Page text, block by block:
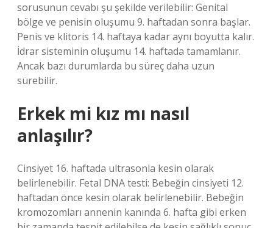
sorusunun cevabı şu şekilde verilebilir: Genital
bölge ve penisin oluşumu 9. haftadan sonra başlar.
Penis ve klitoris 14. haftaya kadar aynı boyutta kalır.
İdrar sisteminin oluşumu 14. haftada tamamlanır.
Ancak bazı durumlarda bu süreç daha uzun
sürebilir.
Erkek mi kız mı nasıl
anlaşılır?
Cinsiyet 16. haftada ultrasonla kesin olarak
belirlenebilir. Fetal DNA testi: Bebeğin cinsiyeti 12.
haftadan önce kesin olarak belirlenebilir. Bebeğin
kromozomları annenin kanında 6. hafta gibi erken